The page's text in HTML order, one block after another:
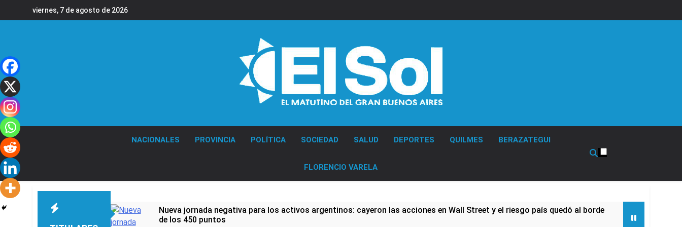
viernes, 7 de agosto de 2026
NACIONALES PROVINCIA POLÍTICA SOCIEDAD SALUD DEPORTES QUILMES BERAZATEGUI
FLORENCIO VARELA
Nueva jornada negativa para los activos argentinos: cayeron las acciones en Wall Street y el riesgo país quedó al borde
de los 450 puntos